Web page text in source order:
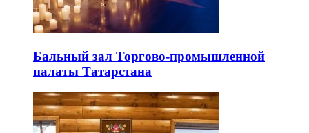
Бальный зал Торгово-промышленной
палаты Татарстана